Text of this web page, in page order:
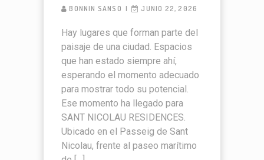
BONNIN SANSO JUNIO 22, 2026
Hay lugares que forman parte del
paisaje de una ciudad. Espacios
que han estado siempre ahí,
esperando el momento adecuado
para mostrar todo su potencial.
Ese momento ha llegado para
SANT NICOLAU RESIDENCES.
Ubicado en el Passeig de Sant
Nicolau, frente al paseo marítimo